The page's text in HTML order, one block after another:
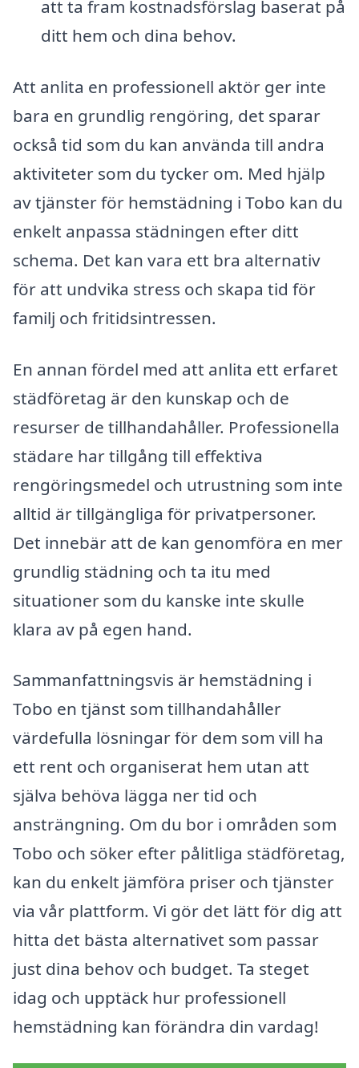
att ta fram kostnadsförslag baserat på
ditt hem och dina behov.
Att anlita en professionell aktör ger inte
bara en grundlig rengöring, det sparar
också tid som du kan använda till andra
aktiviteter som du tycker om. Med hjälp
av tjänster för hemstädning i Tobo kan du
enkelt anpassa städningen efter ditt
schema. Det kan vara ett bra alternativ
för att undvika stress och skapa tid för
familj och fritidsintressen.
En annan fördel med att anlita ett erfaret
städföretag är den kunskap och de
resurser de tillhandahåller. Professionella
städare har tillgång till effektiva
rengöringsmedel och utrustning som inte
alltid är tillgängliga för privatpersoner.
Det innebär att de kan genomföra en mer
grundlig städning och ta itu med
situationer som du kanske inte skulle
klara av på egen hand.
Sammanfattningsvis är hemstädning i
Tobo en tjänst som tillhandahåller
värdefulla lösningar för dem som vill ha
ett rent och organiserat hem utan att
själva behöva lägga ner tid och
ansträngning. Om du bor i områden som
Tobo och söker efter pålitliga städföretag,
kan du enkelt jämföra priser och tjänster
via vår plattform. Vi gör det lätt för dig att
hitta det bästa alternativet som passar
just dina behov och budget. Ta steget
idag och upptäck hur professionell
hemstädning kan förändra din vardag!